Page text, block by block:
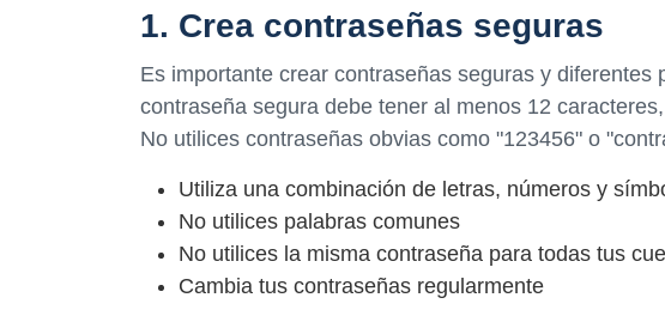
1. Crea contraseñas seguras
Es importante crear contraseñas seguras y diferentes
contraseña segura debe tener al menos 12
No utilices contraseñas obvias como "123456" o
Utiliza una combinación de letras, números y
No utilices palabras comunes
No utilices la misma contraseña para todas tus
Cambia tus contraseñas regularmente